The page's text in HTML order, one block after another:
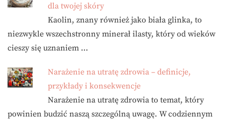
dla twojej skóry
Kaolin, znany również jako biała glinka, to
niezwykle wszechstronny minerał ilasty, który od wieków
cieszy się uznaniem …
Narażenie na utratę zdrowia – definicje,
przykłady i konsekwencje
Narażenie na utratę zdrowia to temat, który
powinien budzić naszą szczególną uwagę. W codziennym